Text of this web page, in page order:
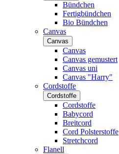
Bündchen
Fertigbündchen
Bio Bündchen
Canvas
Canvas
Canvas
Canvas gemustert
Canvas uni
Canvas "Harry"
Cordstoffe
Cordstoffe
Cordstoffe
Babycord
Breitcord
Cord Polsterstoffe
Stretchcord
Flanell